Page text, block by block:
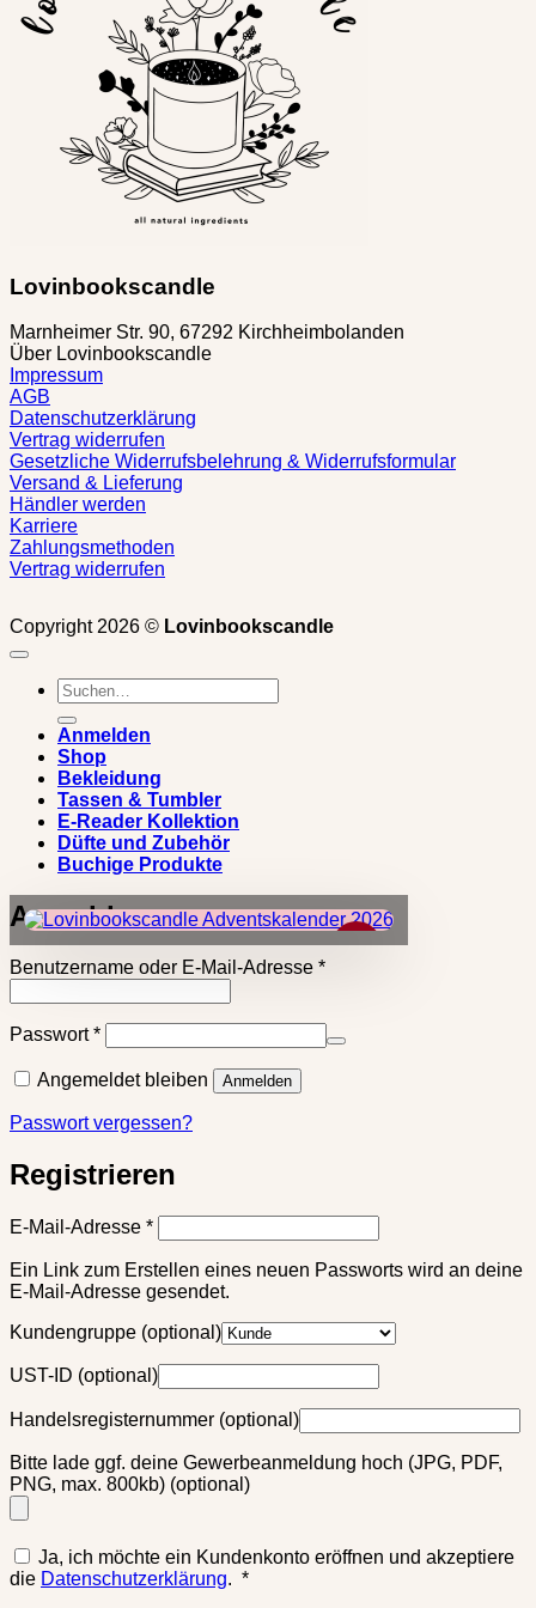
können
auf
Produktseite
Lovinbookscandle
Marnheimer Str. 90, 67292 Kirchheimbolanden
Über Lovinbookscandle
Impressum
AGB
Datenschutzerklärung
Vertrag widerrufen
Gesetzliche Widerrufsbelehrung & Widerrufsformular
Versand & Lieferung
Händler werden
Karriere
Zahlungsmethoden
Vertrag widerrufen
Copyright 2026 © Lovinbookscandle
Suchen
nach:
Anmelden
Shop
Bekleidung
Tassen & Tumbler
E-Reader Kollektion
Düfte und Zubehör
Buchige Produkte
×
Anmelden
Benutzername oder E-Mail-Adresse *Erforderlich
Passwort*Erforderlich
Angemeldet bleiben Anmelden
Passwort vergessen?
Registrieren
E-Mail-Adresse *Erforderlich
Ein Link zum Erstellen eines neuen Passworts wird an deine
E-Mail-Adresse gesendet.
Kundengruppe (optional)
UST-ID (optional)
Handelsregisternummer (optional)
Bitte lade ggf. deine Gewerbeanmeldung hoch (JPG, PDF,
PNG, max. 800kb) (optional)
Ja, ich möchte ein Kundenkonto eröffnen und akzeptiere
die Datenschutzerklärung. *Erforderlich